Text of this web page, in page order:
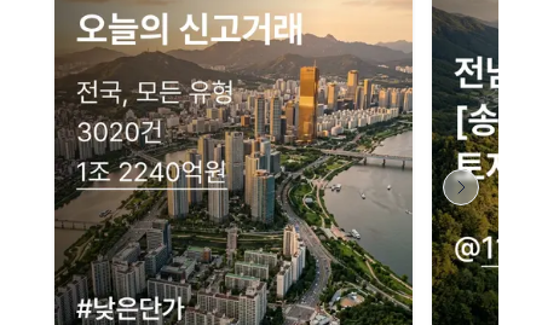
네이버 지도 연결 안내
현재 네이버 지도 연결이 원활하지 않아 지도를 불러올 수 없습니다.
이용에 불편을 드려 죄송합니다.
다시 시도